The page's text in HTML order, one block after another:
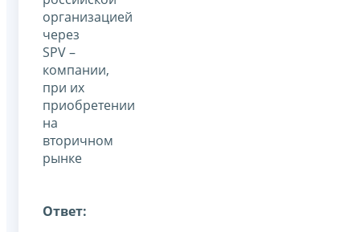
организацией
через
SPV –
компании,
при их
приобретении
на
вторичном
рынке
Ответ: